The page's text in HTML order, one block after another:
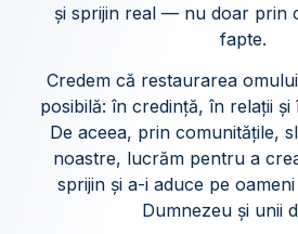
și sprijin real — nu doar prin
fapte.
Credem că restaurarea
posibilă: în credință, în relații și
De aceea, prin comunitățile,
noastre, lucrăm pentru a
sprijin și a-i aduce pe
Dumnezeu și unii